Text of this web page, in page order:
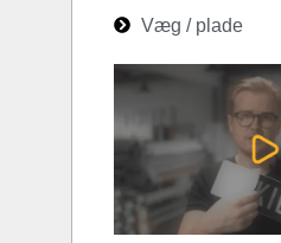
Væg / plade